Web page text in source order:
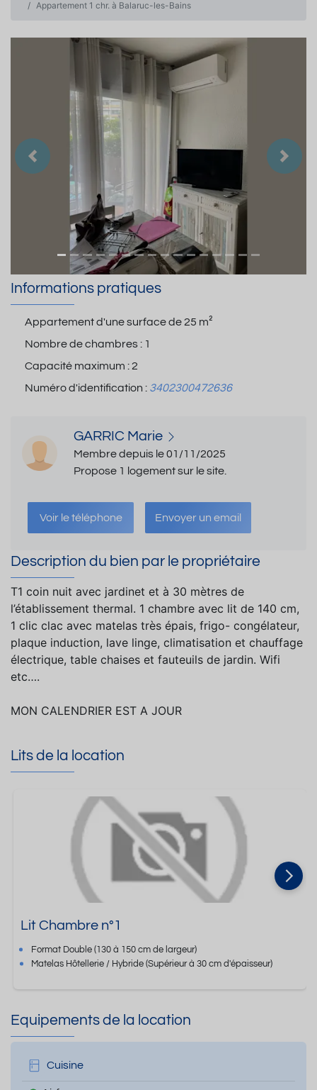
Appartement 1 chr. à Balaruc-les-Bains
Précedent
Informations pratiques
Appartement d'une surface de25 m²
Nombre de chambres : 1
Capacité maximum :2
Numéro d'identification : 3402300472636
GARRIC Marie
Membre depuis le 01/11/2025
Propose 1 logement sur le site.
Voir le téléphone Envoyer un email
Description du bien par le propriétaire
T1 coin nuit avec jardinet et à 30 mètres de
l’établissement thermal. 1 chambre avec lit de 140 cm,
1 clic clac avec matelas très épais, frigo- congélateur,
plaque induction, lave linge, climatisation et chauffage
électrique, table chaises et fauteuils de jardin. Wifi
etc….
MON CALENDRIER EST A JOUR
Lits de la location
Lit Chambre n°1
Format Double (130 à 150 cm de largeur)
Matelas Hôtellerie / Hybride(Supérieur à 30 cm d'épaisseur)
Equipements de la location
Cuisine